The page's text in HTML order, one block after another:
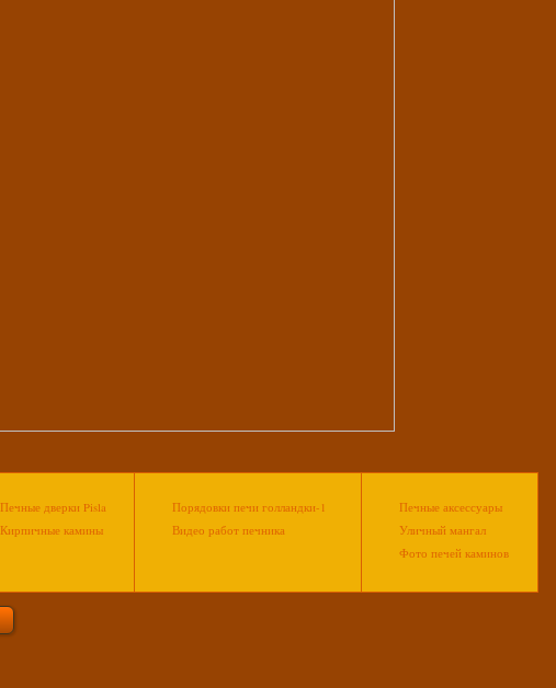
Печные дверки Pisla
Кирпичные камины
Порядовки печи голландки-1
Видео работ печника
Печные аксессуары
Уличный мангал
Фото печей каминов